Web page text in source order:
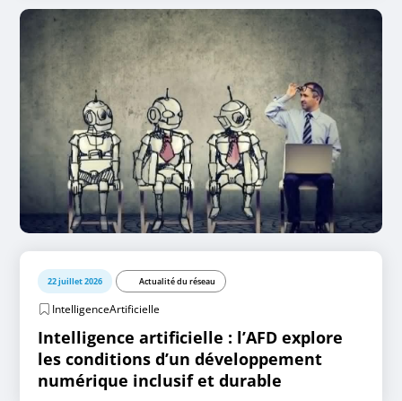
22 juillet 2026 Actualité du réseau
IntelligenceArtificielle
Intelligence artificielle : l’AFD explore
les conditions d’un développement
numérique inclusif et durable